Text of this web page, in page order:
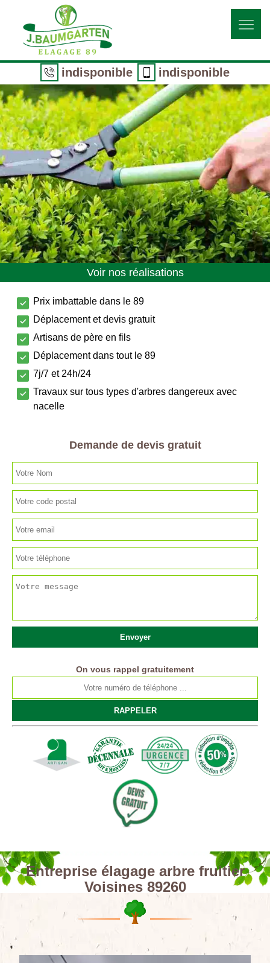
indisponible indisponible
Voir nos réalisations
Prix imbattable dans le 89
Déplacement et devis gratuit
Artisans de père en fils
Déplacement dans tout le 89
7j/7 et 24h/24
Travaux sur tous types d'arbres dangereux avec
nacelle
Demande de devis gratuit
On vous rappel gratuitement
Entreprise élagage arbre fruitier
Voisines 89260